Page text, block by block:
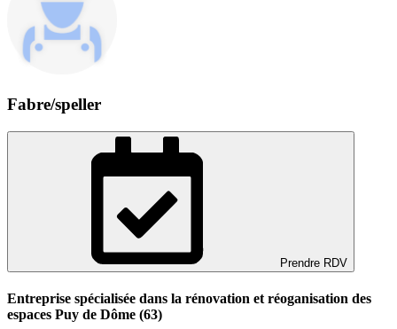
Fabre/speller
Prendre RDV
Entreprise spécialisée dans la rénovation et réoganisation des
espaces Puy de Dôme (63)